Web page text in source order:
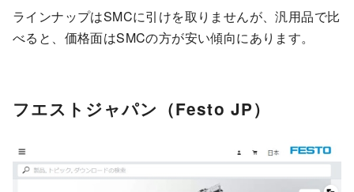
ラインナップはSMCに引けを取りませんが、汎用品で比
べると、価格面はSMCの方が安い傾向にあります。
フエストジャパン（Festo JP）